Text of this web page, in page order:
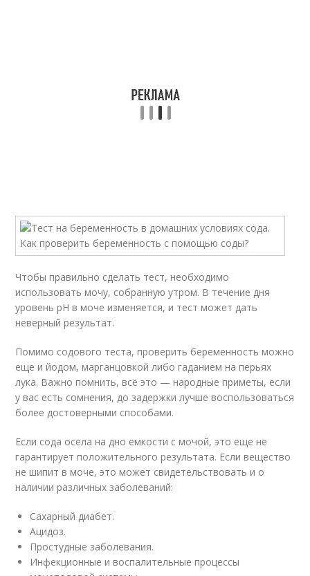
Чтобы правильно сделать тест, необходимо
использовать мочу, собранную утром. В течение дня
уровень pH в моче изменяется, и тест может дать
неверный результат.
Помимо содового теста, проверить беременность можно
еще и йодом, марганцовкой либо гаданием на перьях
лука. Важно помнить, всё это — народные приметы, если
у вас есть сомнения, до задержки лучше воспользоваться
более достоверными способами.
Если сода осела на дно емкости с мочой, это еще не
гарантирует положительного результата. Если вещество
не шипит в моче, это может свидетельствовать и о
наличии различных заболеваний:
Сахарный диабет.
Ацидоз.
Простудные заболевания.
Инфекционные и воспалительные процессы